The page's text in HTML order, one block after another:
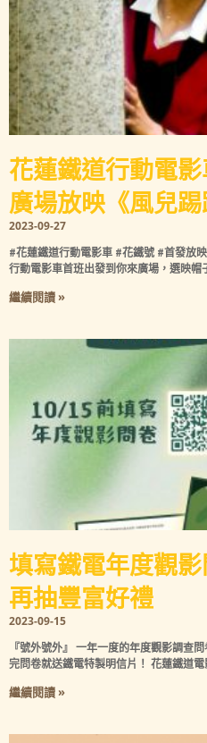
花蓮鐵道行動電
廣場放映《風兒踢
2023-09-27
#花蓮鐵道行動電影車 #花鐵號 #首發放
行動電影車首班出發到你來廣場，選映帽
繼續閱讀 »
填寫鐵電年度觀
再抽豐富好禮
2023-09-15
『號外號外』 一年一度的年度觀影調查
完問卷就送鐵電特製明信片！ 花蓮鐵道
繼續閱讀 »